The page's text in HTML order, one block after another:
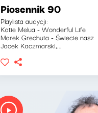
Piosennik 90
Playlista audycji:
Katie Melua - Wonderful Life
Marek Grechuta - Świecie nasz
Jacek Kaczmarski,...